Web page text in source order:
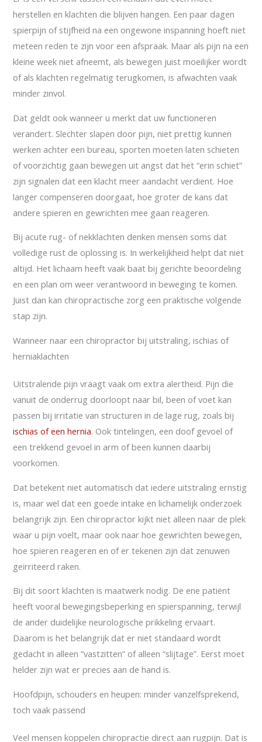
herstellen en klachten die blijven hangen. Een paar dagen
spierpijn of stijfheid na een ongewone inspanning hoeft niet
meteen reden te zijn voor een afspraak. Maar als pijn na een
kleine week niet afneemt, als bewegen juist moeilijker wordt
of als klachten regelmatig terugkomen, is afwachten vaak
minder zinvol.
Dat geldt ook wanneer u merkt dat uw functioneren
verandert. Slechter slapen door pijn, niet prettig kunnen
werken achter een bureau, sporten moeten laten schieten
of voorzichtig gaan bewegen uit angst dat het “erin schiet”
zijn signalen dat een klacht meer aandacht verdient. Hoe
langer compenseren doorgaat, hoe groter de kans dat
andere spieren en gewrichten mee gaan reageren.
Bij acute rug- of nekklachten denken mensen soms dat
volledige rust de oplossing is. In werkelijkheid helpt dat niet
altijd. Het lichaam heeft vaak baat bij gerichte beoordeling
en een plan om weer verantwoord in beweging te komen.
Juist dan kan chiropractische zorg een praktische volgende
stap zijn.
Wanneer naar een chiropractor bij uitstraling, ischias of
herniaklachten
Uitstralende pijn vraagt vaak om extra alertheid. Pijn die
vanuit de onderrug doorloopt naar bil, been of voet kan
passen bij irritatie van structuren in de lage rug, zoals bij
ischias of een hernia. Ook tintelingen, een doof gevoel of
een trekkend gevoel in arm of been kunnen daarbij
voorkomen.
Dat betekent niet automatisch dat iedere uitstraling ernstig
is, maar wel dat een goede intake en lichamelijk onderzoek
belangrijk zijn. Een chiropractor kijkt niet alleen naar de plek
waar u pijn voelt, maar ook naar hoe gewrichten bewegen,
hoe spieren reageren en of er tekenen zijn dat zenuwen
geïrriteerd raken.
Bij dit soort klachten is maatwerk nodig. De ene patiënt
heeft vooral bewegingsbeperking en spierspanning, terwijl
de ander duidelijke neurologische prikkeling ervaart.
Daarom is het belangrijk dat er niet standaard wordt
gedacht in alleen “vastzitten” of alleen “slijtage”. Eerst moet
helder zijn wat er precies aan de hand is.
Hoofdpijn, schouders en heupen: minder vanzelfsprekend,
toch vaak passend
Veel mensen koppelen chiropractie direct aan rugpijn. Dat is